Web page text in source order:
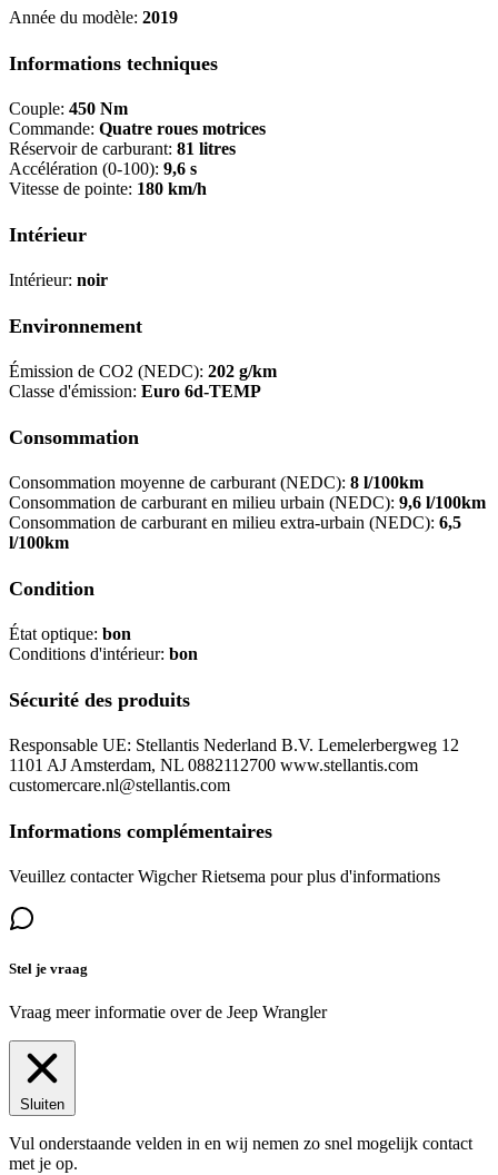
Année du modèle: 2019
Informations techniques
Couple: 450 Nm
Commande: Quatre roues motrices
Réservoir de carburant: 81 litres
Accélération (0-100): 9,6 s
Vitesse de pointe: 180 km/h
Intérieur
Intérieur: noir
Environnement
Émission de CO2 (NEDC): 202 g/km
Classe d'émission: Euro 6d-TEMP
Consommation
Consommation moyenne de carburant (NEDC): 8 l/100km
Consommation de carburant en milieu urbain (NEDC): 9,6 l/100km
Consommation de carburant en milieu extra-urbain (NEDC): 6,5
l/100km
Condition
État optique: bon
Conditions d'intérieur: bon
Sécurité des produits
Responsable UE: Stellantis Nederland B.V. Lemelerbergweg 12
1101 AJ Amsterdam, NL 0882112700 www.stellantis.com
customercare.nl@stellantis.com
Informations complémentaires
Veuillez contacter Wigcher Rietsema pour plus d'informations
Stel je vraag
Vraag meer informatie over de Jeep Wrangler
Sluiten
Vul onderstaande velden in en wij nemen zo snel mogelijk contact
met je op.